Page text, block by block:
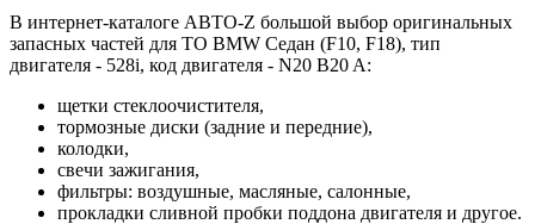
В интернет-каталоге АВТО-Z большой выбор оригинальных
запасных частей для ТО BMW Седан (F10, F18), тип
двигателя - 528i, код двигателя - N20 B20 A:
щетки стеклоочистителя,
тормозные диски (задние и передние),
колодки,
свечи зажигания,
фильтры: воздушные, масляные, салонные,
прокладки сливной пробки поддона двигателя и другое.